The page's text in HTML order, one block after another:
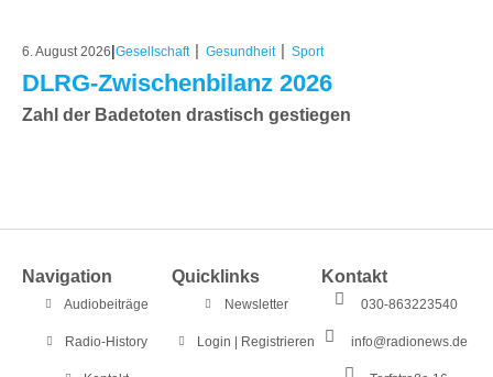
6. August 2026|Gesellschaft | Gesundheit | Sport
DLRG-Zwischenbilanz 2026
Zahl der Badetoten drastisch gestiegen
Navigation
Audiobeiträge
Radio-History
Quicklinks
Newsletter
Login | Registrieren
Kontakt
030-863223540
info@radionews.de